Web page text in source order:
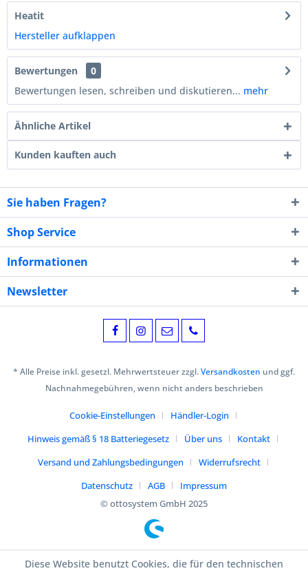
Heatit
Hersteller aufklappen
Bewertungen
0
Bewertungen lesen, schreiben und diskutieren... mehr
Ähnliche Artikel
Kunden kauften auch
Sie haben Fragen?
Shop Service
Informationen
Newsletter
* Alle Preise inkl. gesetzl. Mehrwertsteuer zzgl.Versandkosten und ggf.
Nachnahmegebühren, wenn nicht anders beschrieben
Cookie-Einstellungen
Händler-Login
Hinweis gemäß § 18 Batteriegesetz
Über uns
Kontakt
Versand und Zahlungsbedingungen
Widerrufsrecht
Datenschutz
AGB
Impressum
© ottosystem GmbH 2025
Diese Website benutzt Cookies, die für den technischen